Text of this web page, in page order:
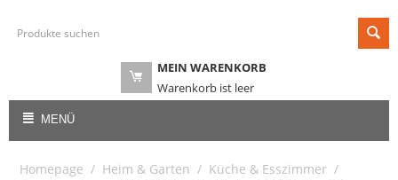
MEIN WARENKORB
Warenkorb ist leer
MENÜ
Homepage / Heim & Garten / Küche & Esszimmer /